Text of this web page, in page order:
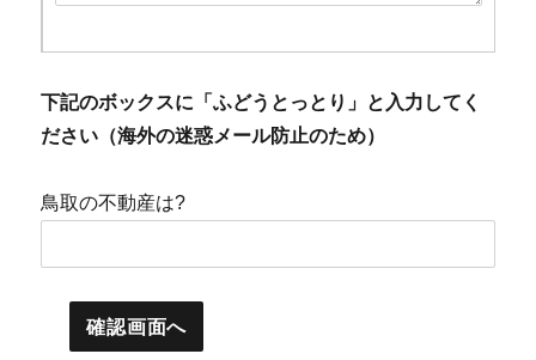
下記のボックスに「ふどうとっとり」と入力してく
ださい（海外の迷惑メール防止のため）
鳥取の不動産は?